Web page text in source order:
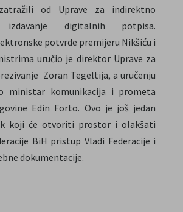
od Uprave za indirektno
izdavanje digitalnih potpisa.
potvrde premijeru Nikšiću i
uručio je direktor Uprave za
Zoran Tegeltija, a uručenju
ministar komunikacija i prometa
Edin Forto. Ovo je još jedan
koji će otvoriti prostor i olakšati
BiH pristup Vladi Federacije i
dokumentacije.